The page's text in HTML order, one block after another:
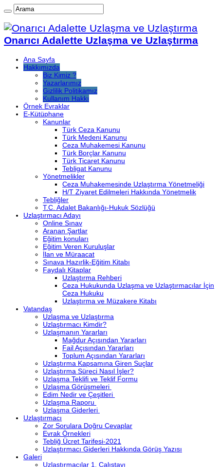
Onarıcı Adalette Uzlaşma ve Uzlaştırma
Ana Sayfa
Hakkımızda
Biz Kimiz ?
Yazarlarımız
Gizlilik Politikamız
Kullanım Hakkı
Örnek Evraklar
E-Kütüphane
Kanunlar
Türk Ceza Kanunu
Türk Medeni Kanunu
Ceza Muhakemesi Kanunu
Türk Borçlar Kanunu
Türk Ticaret Kanunu
Tebligat Kanunu
Yönetmelikler
Ceza Muhakemesinde Uzlaştırma Yönetmeliği
H/T Ziyaret Edilmeleri Hakkında Yönetmelik
Tebliğler
T.C. Adalet Bakanlığı-Hukuk Sözlüğü
Uzlaştırmacı Adayı
Online Sınav
Aranan Şartlar
Eğitim konuları
Eğitim Veren Kuruluşlar
İlan ve Müraacat
Sınava Hazırlik-Eğitim Kitabı
Faydalı Kitaplar
Uzlaştırma Rehberi
Ceza Hukukunda Uzlaşma ve Uzlaştırmacılar İçin
Ceza Hukuku
Uzlaştırma ve Müzakere Kitabı
Vatandaş
Uzlaşma ve Uzlaştırma
Uzlaştırmacı Kimdir?
Uzlaşmanın Yararları
Mağdur Açısından Yararları
Fail Açısından Yararları
Toplum Açısından Yararları
Uzlaştırma Kapsamına Giren Suçlar
Uzlaştırma Süreci Nasıl İşler?
Uzlaşma Teklifi ve Teklif Formu
Uzlaşma Görüşmeleri
Edim Nedir ve Çeşitleri
Uzlaşma Raporu
Uzlaşma Giderleri
Uzlaştırmacı
Zor Sorulara Doğru Cevaplar
Evrak Örnekleri
Tebliğ Ücret Tarifesi-2021
Uzlaştırmacı Giderleri Hakkında Görüş Yazısı
Galeri
Uzlaştırmacılar 1. Çalıştayı